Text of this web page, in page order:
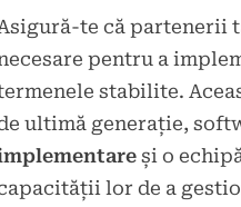
te că partenerii
pentru a
stabilite.
ultimă generație,
și o
lor de a